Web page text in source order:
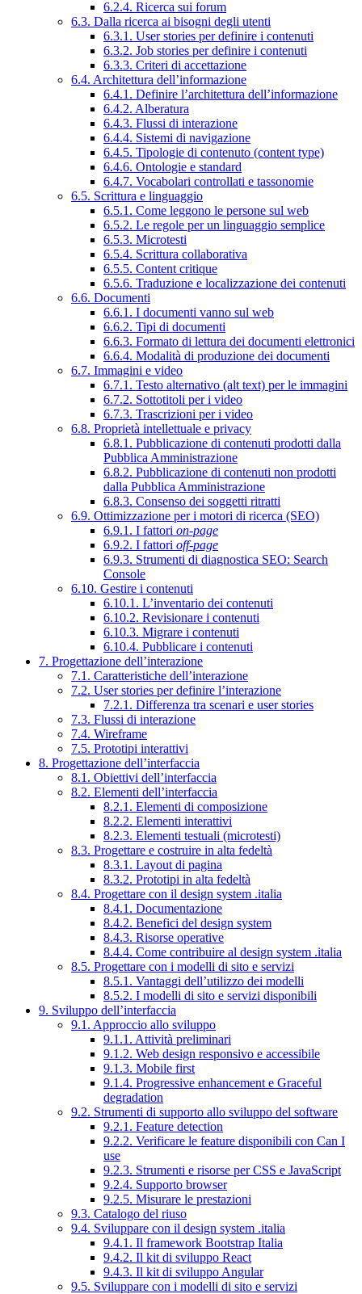
6.2.4. Ricerca sui forum
6.3. Dalla ricerca ai bisogni degli utenti
6.3.1. User stories per definire i contenuti
6.3.2. Job stories per definire i contenuti
6.3.3. Criteri di accettazione
6.4. Architettura dell’informazione
6.4.1. Definire l’architettura dell’informazione
6.4.2. Alberatura
6.4.3. Flussi di interazione
6.4.4. Sistemi di navigazione
6.4.5. Tipologie di contenuto (content type)
6.4.6. Ontologie e standard
6.4.7. Vocabolari controllati e tassonomie
6.5. Scrittura e linguaggio
6.5.1. Come leggono le persone sul web
6.5.2. Le regole per un linguaggio semplice
6.5.3. Microtesti
6.5.4. Scrittura collaborativa
6.5.5. Content critique
6.5.6. Traduzione e localizzazione dei contenuti
6.6. Documenti
6.6.1. I documenti vanno sul web
6.6.2. Tipi di documenti
6.6.3. Formato di lettura dei documenti elettronici
6.6.4. Modalità di produzione dei documenti
6.7. Immagini e video
6.7.1. Testo alternativo (alt text) per le immagini
6.7.2. Sottotitoli per i video
6.7.3. Trascrizioni per i video
6.8. Proprietà intellettuale e privacy
6.8.1. Pubblicazione di contenuti prodotti dalla
Pubblica Amministrazione
6.8.2. Pubblicazione di contenuti non prodotti
dalla Pubblica Amministrazione
6.8.3. Consenso dei soggetti ritratti
6.9. Ottimizzazione per i motori di ricerca (SEO)
6.9.1. I fattori on-page
6.9.2. I fattori off-page
6.9.3. Strumenti di diagnostica SEO: Search
Console
6.10. Gestire i contenuti
6.10.1. L’inventario dei contenuti
6.10.2. Revisionare i contenuti
6.10.3. Migrare i contenuti
6.10.4. Pubblicare i contenuti
7. Progettazione dell’interazione
7.1. Caratteristiche dell’interazione
7.2. User stories per definire l’interazione
7.2.1. Differenza tra scenari e user stories
7.3. Flussi di interazione
7.4. Wireframe
7.5. Prototipi interattivi
8. Progettazione dell’interfaccia
8.1. Obiettivi dell’interfaccia
8.2. Elementi dell’interfaccia
8.2.1. Elementi di composizione
8.2.2. Elementi interattivi
8.2.3. Elementi testuali (microtesti)
8.3. Progettare e costruire in alta fedeltà
8.3.1. Layout di pagina
8.3.2. Prototipi in alta fedeltà
8.4. Progettare con il design system .italia
8.4.1. Documentazione
8.4.2. Benefici del design system
8.4.3. Risorse operative
8.4.4. Come contribuire al design system .italia
8.5. Progettare con i modelli di sito e servizi
8.5.1. Vantaggi dell’utilizzo dei modelli
8.5.2. I modelli di sito e servizi disponibili
9. Sviluppo dell’interfaccia
9.1. Approccio allo sviluppo
9.1.1. Attività preliminari
9.1.2. Web design responsivo e accessibile
9.1.3. Mobile first
9.1.4. Progressive enhancement e Graceful
degradation
9.2. Strumenti di supporto allo sviluppo del software
9.2.1. Feature detection
9.2.2. Verificare le feature disponibili con Can I
use
9.2.3. Strumenti e risorse per CSS e JavaScript
9.2.4. Supporto browser
9.2.5. Misurare le prestazioni
9.3. Catalogo del riuso
9.4. Sviluppare con il design system .italia
9.4.1. Il framework Bootstrap Italia
9.4.2. Il kit di sviluppo React
9.4.3. Il kit di sviluppo Angular
9.5. Sviluppare con i modelli di sito e servizi